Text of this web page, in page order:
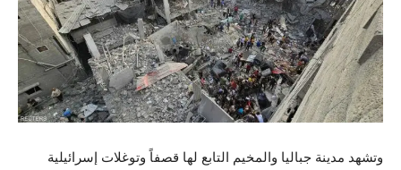
وتشهد مدينة جباليا والمخيم التابع لها قصفاً وتوغلات إسرائيلية